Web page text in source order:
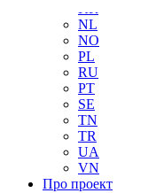
KR
NL
NO
PL
RU
PT
SE
TN
TR
UA
VN
Про проект